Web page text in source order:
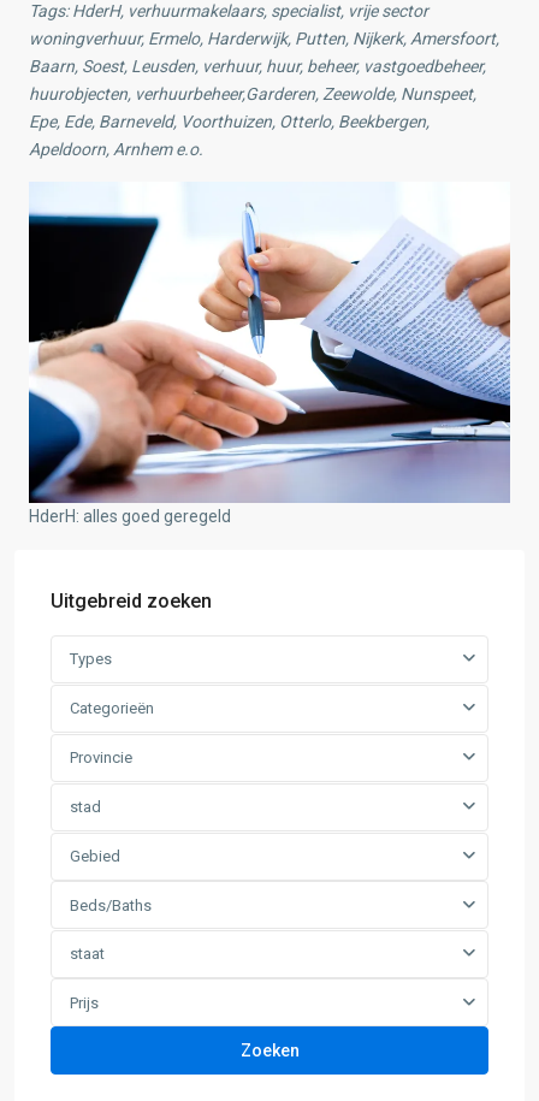
Tags: HderH, verhuurmakelaars, specialist, vrije sector
woningverhuur, Ermelo, Harderwijk, Putten, Nijkerk, Amersfoort,
Baarn, Soest, Leusden, verhuur, huur, beheer, vastgoedbeheer,
huurobjecten, verhuurbeheer,Garderen, Zeewolde, Nunspeet,
Epe, Ede, Barneveld, Voorthuizen, Otterlo, Beekbergen,
Apeldoorn, Arnhem e.o.
HderH: alles goed geregeld
Uitgebreid zoeken
Types
Categorieën
Provincie
stad
Gebied
Beds/Baths
staat
Prijs
Zoeken